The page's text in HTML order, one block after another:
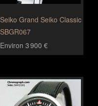
Seiko Grand Seiko Classic
SBGR067
Environ 3 900 €